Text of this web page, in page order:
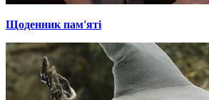
Щоденник пам'яті